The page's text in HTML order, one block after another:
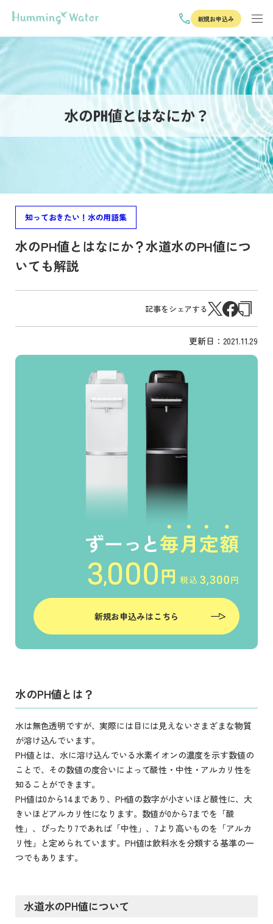
新規お申込み
知っておきたい！水の用語集
水のPH値とはなにか？水道水のPH値につ
いても解説
記事をシェアする
更新日： 2021.11.29
新規お申込みはこちら
水のPH値とは？
水は無色透明ですが、実際には目には見えないさまざまな物質
が溶け込んでいます。
PH値とは、水に溶け込んでいる水素イオンの濃度を示す数値の
ことで、その数値の度合いによって酸性・中性・アルカリ性を
知ることができます。
PH値は0から14まであり、PH値の数字が小さいほど酸性に、大
きいほどアルカリ性になります。数値が0から7までを「酸
性」、ぴったり7であれば「中性」、7より高いものを「アルカ
リ性」と定められています。PH値は飲料水を分類する基準の一
つでもあります。
水道水のPH値について